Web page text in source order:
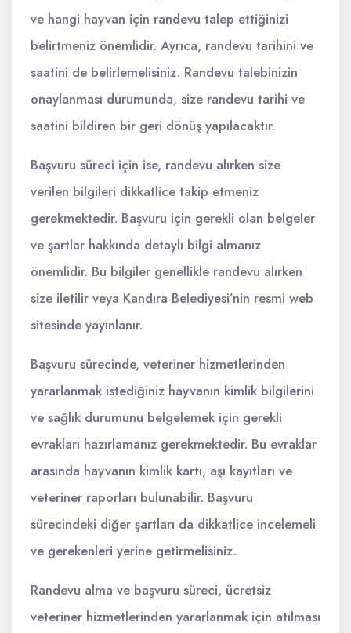
ve hangi hayvan için randevu talep ettiğinizi
belirtmeniz önemlidir. Ayrıca, randevu tarihini ve
saatini de belirlemelisiniz. Randevu talebinizin
onaylanması durumunda, size randevu tarihi ve
saatini bildiren bir geri dönüş yapılacaktır.
Başvuru süreci için ise, randevu alırken size
verilen bilgileri dikkatlice takip etmeniz
gerekmektedir. Başvuru için gerekli olan belgeler
ve şartlar hakkında detaylı bilgi almanız
önemlidir. Bu bilgiler genellikle randevu alırken
size iletilir veya Kandıra Belediyesi’nin resmi web
sitesinde yayınlanır.
Başvuru sürecinde, veteriner hizmetlerinden
yararlanmak istediğiniz hayvanın kimlik bilgilerini
ve sağlık durumunu belgelemek için gerekli
evrakları hazırlamanız gerekmektedir. Bu evraklar
arasında hayvanın kimlik kartı, aşı kayıtları ve
veteriner raporları bulunabilir. Başvuru
sürecindeki diğer şartları da dikkatlice incelemeli
ve gerekenleri yerine getirmelisiniz.
Randevu alma ve başvuru süreci, ücretsiz
veteriner hizmetlerinden yararlanmak için atılması